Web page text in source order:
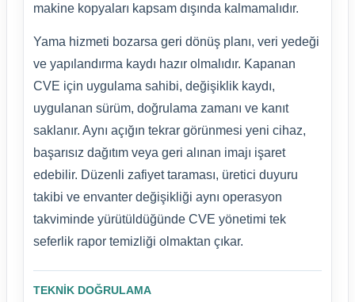
makine kopyaları kapsam dışında kalmamalıdır.
Yama hizmeti bozarsa geri dönüş planı, veri yedeği
ve yapılandırma kaydı hazır olmalıdır. Kapanan
CVE için uygulama sahibi, değişiklik kaydı,
uygulanan sürüm, doğrulama zamanı ve kanıt
saklanır. Aynı açığın tekrar görünmesi yeni cihaz,
başarısız dağıtım veya geri alınan imajı işaret
edebilir. Düzenli zafiyet taraması, üretici duyuru
takibi ve envanter değişikliği aynı operasyon
takviminde yürütüldüğünde CVE yönetimi tek
seferlik rapor temizliği olmaktan çıkar.
TEKNIK DOĞRULAMA